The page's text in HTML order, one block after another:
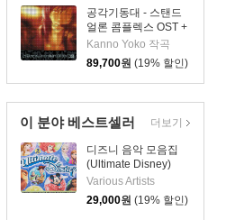
COMPLEX O.S.T.2)
[2LP]
공각기동대 - 스탠드
얼론 콤플렉스 OST +
애니메이션 음악
(Ghost In The Shell
STAND ALONE
COMPLEX O.S.T.＋)
[2LP]
Kanno Yoko 작곡
89,700원 (19% 할인)
이 분야 베스트셀러
디즈니 음악 모음집
(Ultimate Disney)
Various Artists
29,000원 (19% 할인)
더보기